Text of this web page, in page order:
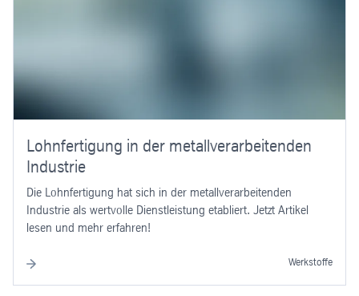
Lohnfertigung in der metallverarbeitenden
Industrie
Die Lohnfertigung hat sich in der metallverarbeitenden
Industrie als wertvolle Dienstleistung etabliert. Jetzt Artikel
lesen und mehr erfahren!
Werkstoffe